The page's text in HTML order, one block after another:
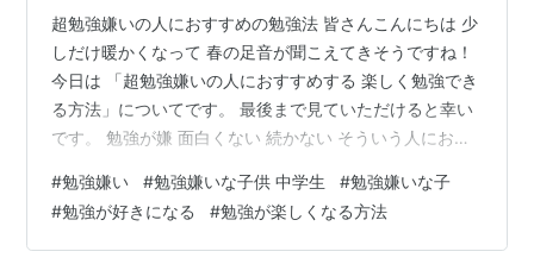
超勉強嫌いの人におすすめの勉強法 皆さんこんにちは 少
しだけ暖かくなって 春の足音が聞こえてきそうですね！
今日は 「超勉強嫌いの人におすすめする 楽しく勉強でき
る方法」についてです。 最後まで見ていただけると幸い
です。 勉強が嫌 面白くない 続かない そういう人におす
白く勉強をする方法で でてくる情報が ゲーム感覚で楽し
む とりあえずやる 文房具をお気に入りのにする 小さな
目標を決める 仲間を巻き込んでやる 目標意識を持つ 私
#勉強嫌い #勉強嫌いな子供 中学生 #勉強嫌いな子
#勉強が好きになる #勉強が楽しくなる方法